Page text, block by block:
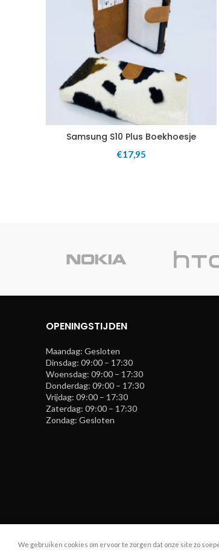
Samsung S10 Plus Boekhoesje
€17,95
OPENINGSTIJDEN
Maandag: Gesloten
Dinsdag: 09:00 – 17:30
Woensdag: 09:00 – 17:30
Donderdag: 09:00 – 17:30
Vrijdag: 09:00 – 17:30
Zaterdag: 09:00 – 17:30
Zondag: Gesloten
R.A. Telecom 2024
We gebruiken cookies om ervoor te zorgen dat onze site zo